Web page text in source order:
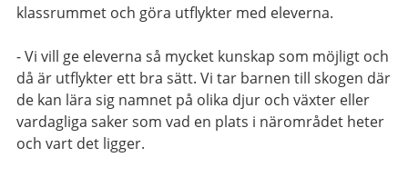
klassrummet och göra utflykter med eleverna.
- Vi vill ge eleverna så mycket kunskap som möjligt och
då är utflykter ett bra sätt. Vi tar barnen till skogen där
de kan lära sig namnet på olika djur och växter eller
vardagliga saker som vad en plats i närområdet heter
och vart det ligger.